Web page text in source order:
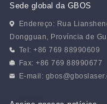
Sede global da GBOS
Endereço: Rua
Dongguan, Província de
Tel: +86 769 88990609
Fax: +86 769 88990677
E-mail: